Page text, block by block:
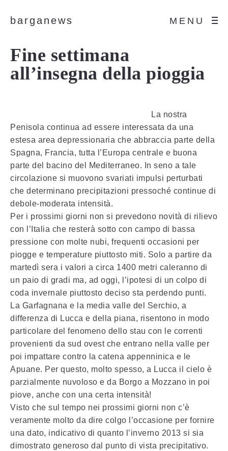
MENU
barganews
Fine settimana
all’insegna della pioggia
La nostra
Penisola continua ad essere interessata da una
estesa area depressionaria che abbraccia parte della
Spagna, Francia, tutta l’Europa centrale e buona
parte del bacino del Mediterraneo. In seno a tale
circolazione si muovono svariati impulsi perturbati
che determinano precipitazioni pressoché continue di
debole-moderata intensità.
Per i prossimi giorni non si prevedono novità di rilievo
con l’Italia che resterà sotto con campo di bassa
pressione con molte nubi, frequenti occasioni per
piogge e temperature piuttosto miti. Solo a partire da
martedì sera i valori a circa 1400 metri caleranno di
un paio di gradi ma, ad oggi, l’ipotesi di un colpo di
coda invernale piuttosto deciso sta perdendo punti.
La Garfagnana e la media valle del Serchio, a
differenza di Lucca e della piana, risentono in modo
particolare del fenomeno dello stau con le correnti
provenienti da sud ovest che entrano nella valle per
poi impattare contro la catena appenninica e le
Apuane. Per questo, molto spesso, a Lucca il cielo è
parzialmente nuvoloso e da Borgo a Mozzano in poi
piove, anche con una certa intensità!
Visto che sul tempo nei prossimi giorni non c’è
veramente molto da dire colgo l’occasione per fornire
una dato, indicativo di quanto l’inverno 2013 si sia
dimostrato generoso dal punto di vista precipitativo.